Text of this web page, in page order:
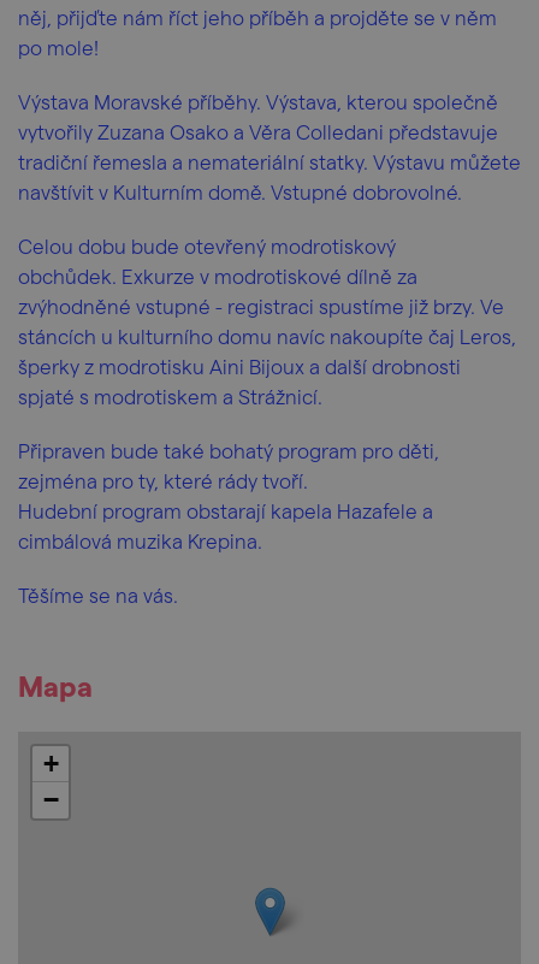
něj, přijďte nám říct jeho příběh a projděte se v něm
po mole!
Výstava Moravské příběhy. Výstava, kterou společně
vytvořily Zuzana Osako a Věra Colledani představuje
tradiční řemesla a nemateriální statky. Výstavu můžete
navštívit v Kulturním domě. Vstupné dobrovolné.
Celou dobu bude otevřený modrotiskový
obchůdek. Exkurze v modrotiskové dílně za
zvýhodněné vstupné - registraci spustíme již brzy. Ve
stáncích u kulturního domu navíc nakoupíte čaj Leros,
šperky z modrotisku Aini Bijoux a další drobnosti
spjaté s modrotiskem a Strážnicí.
Připraven bude také bohatý program pro děti,
zejména pro ty, které rády tvoří.
Hudební program obstarají kapela Hazafele a
cimbálová muzika Krepina.
Těšíme se na vás.
Mapa
+
−